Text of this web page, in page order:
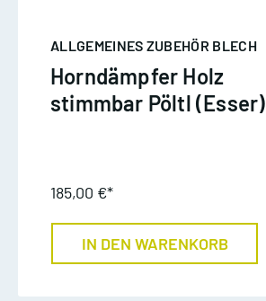
ALLGEMEINES ZUBEHÖR BLECH
Horndämpfer Holz
stimmbar Pöltl (Esser)
185,00 €*
IN DEN WARENKORB